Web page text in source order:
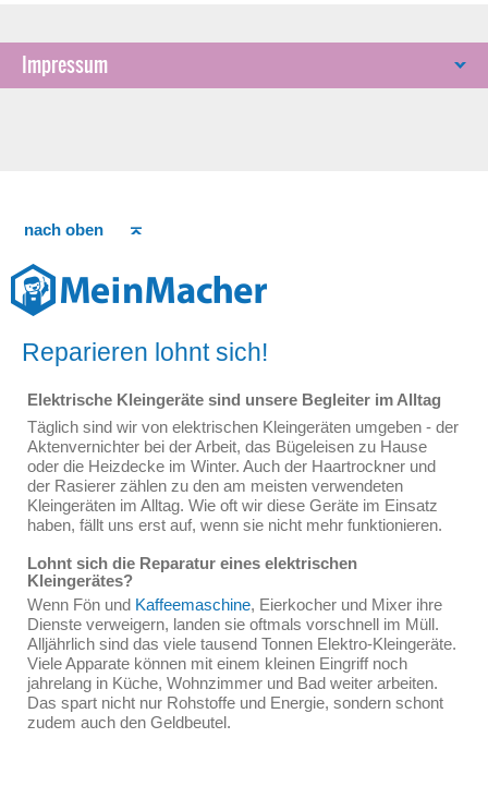
Impressum
nach oben
Reparieren lohnt sich!
Elektrische Kleingeräte sind unsere Begleiter im Alltag
Täglich sind wir von elektrischen Kleingeräten umgeben - der
Aktenvernichter bei der Arbeit, das Bügeleisen zu Hause
oder die Heizdecke im Winter. Auch der Haartrockner und
der Rasierer zählen zu den am meisten verwendeten
Kleingeräten im Alltag. Wie oft wir diese Geräte im Einsatz
haben, fällt uns erst auf, wenn sie nicht mehr funktionieren.
Lohnt sich die Reparatur eines elektrischen
Kleingerätes?
Wenn Fön und Kaffeemaschine, Eierkocher und Mixer ihre
Dienste verweigern, landen sie oftmals vorschnell im Müll.
Alljährlich sind das viele tausend Tonnen Elektro-Kleingeräte.
Viele Apparate können mit einem kleinen Eingriff noch
jahrelang in Küche, Wohnzimmer und Bad weiter arbeiten.
Das spart nicht nur Rohstoffe und Energie, sondern schont
zudem auch den Geldbeutel.